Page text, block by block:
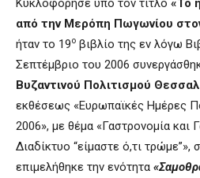
Κυκλοφόρησε υπό τον τίτλο «Το
από την Μερόπη Πωγωνίου
ήταν το 19ο βιβλίο της εν λόγω
Σεπτέμβριο του 2006
Βυζαντινού Πολιτισμού
εκθέσεως «Ευρωπαϊκές Ημέρες
2006», με θέμα «Γαστρονομία και
Διαδίκτυο “είμαστε ό,τι
επιμελήθηκε την ενότητα